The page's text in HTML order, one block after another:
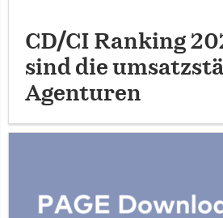
CD/CI Ranking
sind die
Agenturen